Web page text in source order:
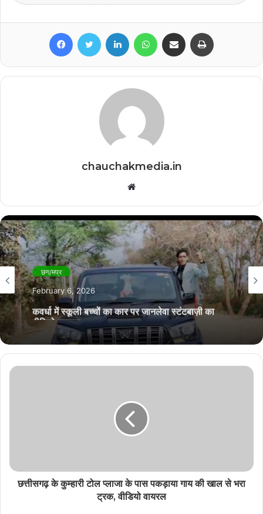
FacebookTwitter LinkedIn WhatsAppShare via Email
chauchakmedia.in
Website
छग/मप्र
February 6, 2026
कवर्धा में स्कूली बच्चों का कार पर जानलेवा स्टंटबाज़ी का
वीडियो वायरल
छत्तीसगढ़ के कुम्हारी टोल प्लाजा के पास पकड़ाया गाय की खाल से भरा
ट्रक, वीडियो वायरल